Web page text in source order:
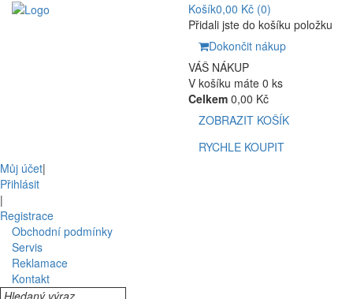
Košík0,00 Kč (0)
Přidali jste do košíku položku
Dokončit nákup
VÁŠ NÁKUP
V košíku máte 0 ks
Celkem 0,00 Kč
ZOBRAZIT KOŠÍK
RYCHLE KOUPIT
Můj účet|
Přihlásit
|
Registrace
Obchodní podmínky
Servis
Reklamace
Kontakt